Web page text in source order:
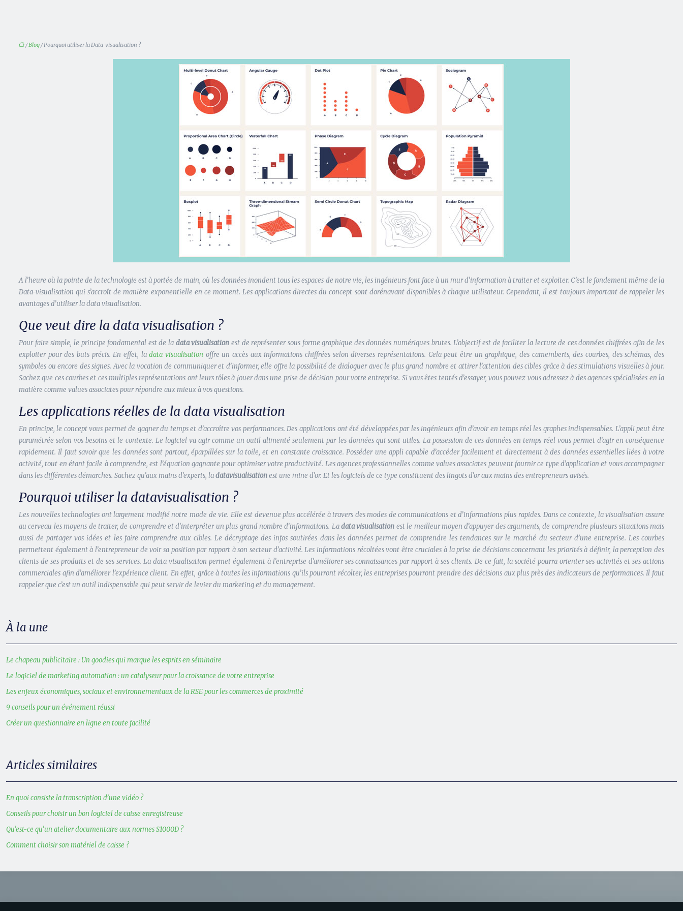
/Blog/ Pourquoi utiliser la Data-visualisation ?
A l’heure où la pointe de la technologie est à portée de main, où les données inondent tous les espaces de notre vie, les ingénieurs font face à un mur d’information à traiter et exploiter. C’est le fondement même de la
Data-visualisation qui s’accroît de manière exponentielle en ce moment. Les applications directes du concept sont dorénavant disponibles à chaque utilisateur. Cependant, il est toujours important de rappeler les
avantages d’utiliser la data visualisation.
Que veut dire la data visualisation ?
Pour faire simple, le principe fondamental est de la data visualisation est de représenter sous forme graphique des données numériques brutes. L’objectif est de faciliter la lecture de ces données chiffrées afin de les
exploiter pour des buts précis. En effet, ladata visualisation offre un accès aux informations chiffrées selon diverses représentations. Cela peut être un graphique, des camemberts, des courbes, des schémas, des
symboles ou encore des signes. Avec la vocation de communiquer et d’informer, elle offre la possibilité de dialoguer avec le plus grand nombre et attirer l’attention des cibles grâce à des stimulations visuelles à jour.
Sachez que ces courbes et ces multiples représentations ont leurs rôles à jouer dans une prise de décision pour votre entreprise. Si vous êtes tentés d’essayer, vous pouvez vous adressez à des agences spécialisées en la
matière comme values associates pour répondre aux mieux à vos questions.
Les applications réelles de la data visualisation
En principe, le concept vous permet de gagner du temps et d’accroître vos performances. Des applications ont été développées par les ingénieurs afin d’avoir en temps réel les graphes indispensables. L’appli peut être
paramétrée selon vos besoins et le contexte. Le logiciel va agir comme un outil alimenté seulement par les données qui sont utiles. La possession de ces données en temps réel vous permet d’agir en conséquence
rapidement. Il faut savoir que les données sont partout, éparpillées sur la toile, et en constante croissance. Posséder une appli capable d’accéder facilement et directement à des données essentielles liées à votre
activité, tout en étant facile à comprendre, est l’équation gagnante pour optimiser votre productivité. Les agences professionnelles comme values associates peuvent fournir ce type d’application et vous accompagner
dans les différentes démarches. Sachez qu’aux mains d’experts, ladatavisualisationest une mine d’or. Et les logiciels de ce type constituent des lingots d’or aux mains des entrepreneurs avisés.
Pourquoi utiliser la datavisualisation ?
Les nouvelles technologies ont largement modifié notre mode de vie. Elle est devenue plus accélérée à travers des modes de communications et d’informations plus rapides. Dans ce contexte, la visualisation assure
au cerveau les moyens de traiter, de comprendre et d’interpréter un plus grand nombre d’informations. Ladata visualisation est le meilleur moyen d’appuyer des arguments, de comprendre plusieurs situations mais
aussi de partager vos idées et les faire comprendre aux cibles. Le décryptage des infos soutirées dans les données permet de comprendre les tendances sur le marché du secteur d’une entreprise. Les courbes
permettent également à l’entrepreneur de voir sa position par rapport à son secteur d’activité. Les informations récoltées vont être cruciales à la prise de décisions concernant les priorités à définir, la perception des
clients de ses produits et de ses services. La data visualisation permet également à l’entreprise d’améliorer ses connaissances par rapport à ses clients. De ce fait, la société pourra orienter ses activités et ses actions
commerciales afin d’améliorer l’expérience client. En effet, grâce à toutes les informations qu’ils pourront récolter, les entreprises pourront prendre des décisions aux plus près des indicateurs de performances. Il faut
rappeler que c’est un outil indispensable qui peut servir de levier du marketing et du management.
À la une
Le chapeau publicitaire : Un goodies qui marque les esprits en séminaire
Le logiciel de marketing automation : un catalyseur pour la croissance de votre entreprise
Les enjeux économiques, sociaux et environnementaux de la RSE pour les commerces de proximité
9 conseils pour un événement réussi
Créer un questionnaire en ligne en toute facilité
Articles similaires
En quoi consiste la transcription d’une vidéo ?
Conseils pour choisir un bon logiciel de caisse enregistreuse
Qu’est-ce qu’un atelier documentaire aux normes S1000D ?
Comment choisir son matériel de caisse ?